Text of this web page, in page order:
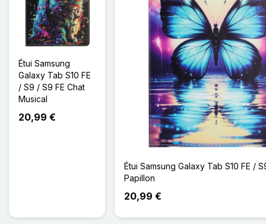
Étui Samsung
Galaxy Tab S10 FE
/ S9 / S9 FE Chat
Musical
20,99 €
Étui Samsung Galaxy Tab S10 FE /
Papillon
20,99 €